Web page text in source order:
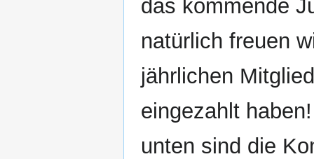
das kommende
natürlich freuen
jährlichen
eingezahlt
unten sind die